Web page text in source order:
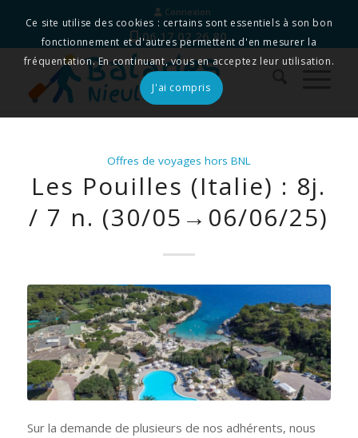
Connexion
06 17 02 26 80
Offres de voyages hors BNL
Les Pouilles (Italie) : 8j.
/ 7 n. (30/05→06/06/25)
Sur la demande de plusieurs de nos adhérents, nous
Ce site utilise des cookies : certains sont essentiels à son bon
fonctionnement et d'autres permettent d'en mesurer la
fréquentation. En continuant, vous en acceptez leur utilisation.
J'ai compris